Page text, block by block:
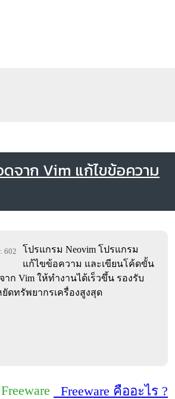
จาก Vim แก้ไขข้อความ
602
โปรแกรม Neovim โปรแกรม
แก้ไขข้อความ และเขียนโค้ดขั้น
ก Vim ให้ทำงานได้เร็วขึ้น รองรับ
ดทรัพยากรเครื่องสูงสุด
Freeware Freeware คืออะไร ?